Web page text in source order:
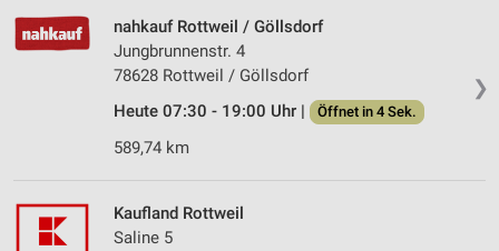
❯
nahkauf Rottweil / Göllsdorf
Jungbrunnenstr. 4
78628 Rottweil / Göllsdorf
Heute 07:30 - 19:00 Uhr |
Öffnet in 4 Sek.
589,74 km
Kaufland Rottweil
Saline 5